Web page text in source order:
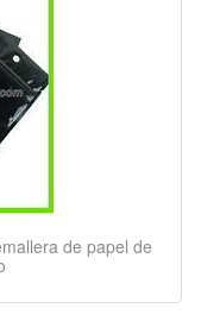
de papel de